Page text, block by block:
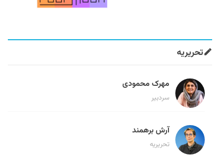
تحریریه
مهرک محمودی
سردبیر
آرش برهمند
تحریریه